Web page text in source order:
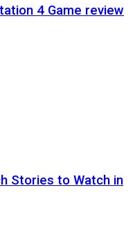
4 Game review
Stories to Watch in